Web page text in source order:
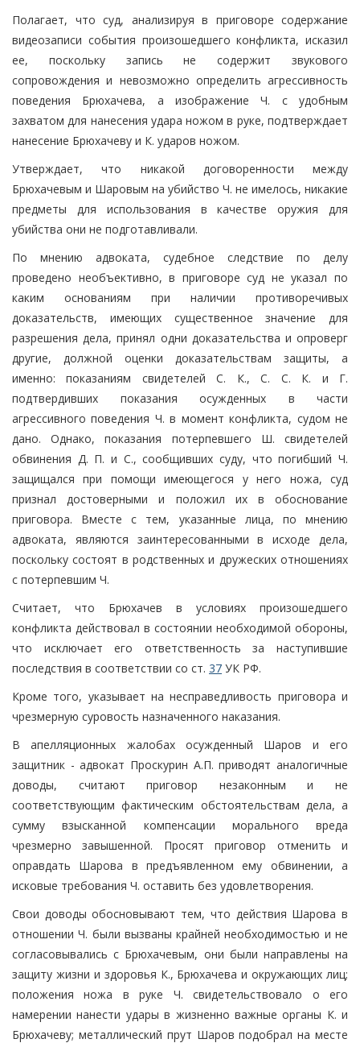
Полагает, что суд, анализируя в приговоре содержание
видеозаписи события произошедшего конфликта, исказил
ее, поскольку запись не содержит звукового
сопровождения и невозможно определить агрессивность
поведения Брюхачева, а изображение Ч. с удобным
захватом для нанесения удара ножом в руке, подтверждает
нанесение Брюхачеву и К. ударов ножом.
Утверждает, что никакой договоренности между
Брюхачевым и Шаровым на убийство Ч. не имелось, никакие
предметы для использования в качестве оружия для
убийства они не подготавливали.
По мнению адвоката, судебное следствие по делу
проведено необъективно, в приговоре суд не указал по
каким основаниям при наличии противоречивых
доказательств, имеющих существенное значение для
разрешения дела, принял одни доказательства и опроверг
другие, должной оценки доказательствам защиты, а
именно: показаниям свидетелей С. К., С. С. К. и Г.
подтвердивших показания осужденных в части
агрессивного поведения Ч. в момент конфликта, судом не
дано. Однако, показания потерпевшего Ш. свидетелей
обвинения Д. П. и С., сообщивших суду, что погибший Ч.
защищался при помощи имеющегося у него ножа, суд
признал достоверными и положил их в обоснование
приговора. Вместе с тем, указанные лица, по мнению
адвоката, являются заинтересованными в исходе дела,
поскольку состоят в родственных и дружеских отношениях
с потерпевшим Ч.
Считает, что Брюхачев в условиях произошедшего
конфликта действовал в состоянии необходимой обороны,
что исключает его ответственность за наступившие
последствия в соответствии со ст. 37 УК РФ.
Кроме того, указывает на несправедливость приговора и
чрезмерную суровость назначенного наказания.
В апелляционных жалобах осужденный Шаров и его
защитник - адвокат Проскурин А.П. приводят аналогичные
доводы, считают приговор незаконным и не
соответствующим фактическим обстоятельствам дела, а
сумму взысканной компенсации морального вреда
чрезмерно завышенной. Просят приговор отменить и
оправдать Шарова в предъявленном ему обвинении, а
исковые требования Ч. оставить без удовлетворения.
Свои доводы обосновывают тем, что действия Шарова в
отношении Ч. были вызваны крайней необходимостью и не
согласовывались с Брюхачевым, они были направлены на
защиту жизни и здоровья К., Брюхачева и окружающих лиц;
положения ножа в руке Ч. свидетельствовало о его
намерении нанести удары в жизненно важные органы К. и
Брюхачеву; металлический прут Шаров подобрал на месте